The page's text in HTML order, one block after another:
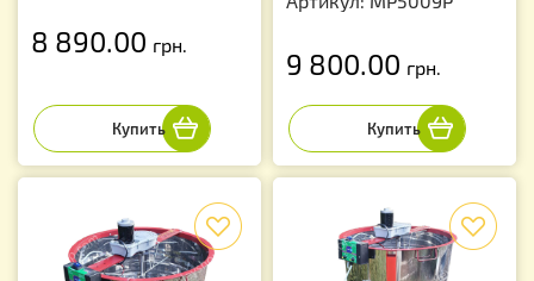
8 890.00 грн.
9 800.00 грн.